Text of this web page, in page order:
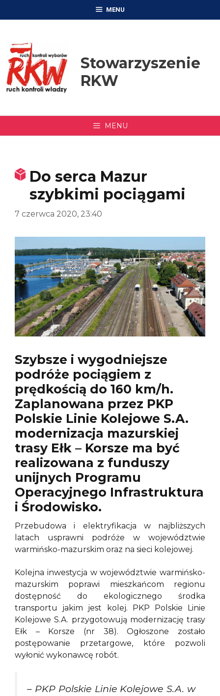
MENU
Stowarzyszenie
RKW
MENU
Do serca Mazur
szybkimi pociągami
7 czerwca 2020, 23:40
Szybsze i wygodniejsze
podróże pociągiem z
prędkością do 160 km/h.
Zaplanowana przez PKP
Polskie Linie Kolejowe S.A.
modernizacja mazurskiej
trasy Ełk – Korsze ma być
realizowana z funduszy
unijnych Programu
Operacyjnego Infrastruktura
i Środowisko.
Przebudowa i elektryfikacja w najbliższych
latach usprawni podróże w województwie
warmińsko-mazurskim oraz na sieci kolejowej.
Kolejna inwestycja w województwie warmińsko-
mazurskim poprawi mieszkańcom regionu
dostępność do ekologicznego środka
transportu jakim jest kolej. PKP Polskie Linie
Kolejowe S.A. przygotowują modernizację trasy
Ełk – Korsze (nr 38). Ogłoszone zostało
postępowanie przetargowe, które pozwoli
wyłonić wykonawcę robót.
– PKP Polskie Linie Kolejowe S.A. w